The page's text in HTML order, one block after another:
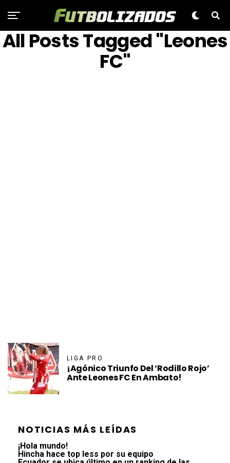
All Posts Tagged "Leones
FC"
LIGA PRO
¡Agónico Triunfo Del ‘Rodillo Rojo’
Ante Leones FC En Ambato!
NOTICIAS MÁS LEÍDAS
¡Hola mundo!
Hincha hace top less por su equipo